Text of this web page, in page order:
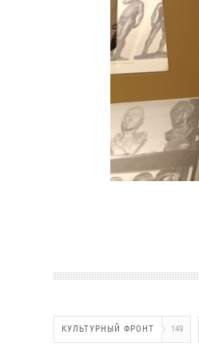
КУЛЬТУРНЫЙ ФРОНТ 149